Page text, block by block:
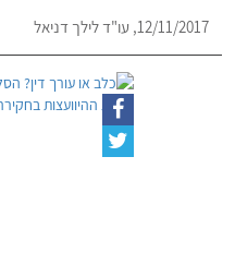
12/11/2017, עו"ד לילך דניאל